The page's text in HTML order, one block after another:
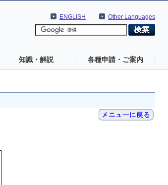
Other Languages
ENGLISH
知識・解説 各種申請・ご案内